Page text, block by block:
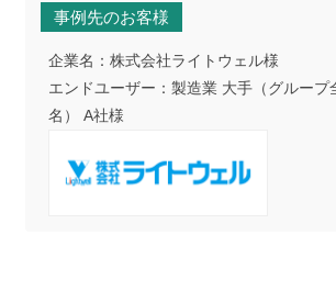
事例先のお客様
企業名：株式会社ライトウェル様
エンドユーザー：製造業 大手（グループ
名） A社様